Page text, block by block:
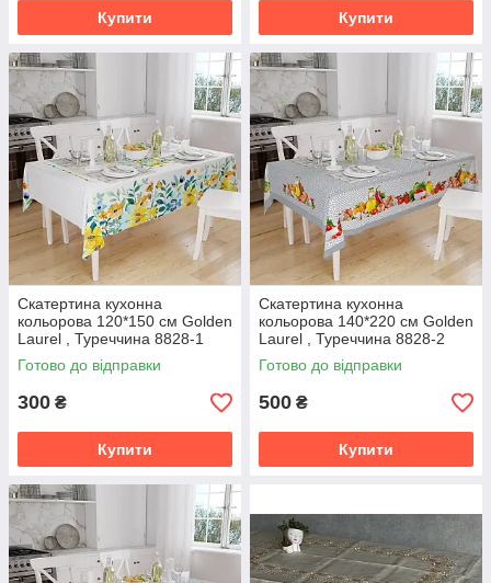
Купити Купити
Скатертина кухонна
кольорова 120*150 cм Golden
Laurel , Туреччина 8828-1
візерунок №3
Готово до відправки
300 ₴
Купити
Скатертина кухонна
кольорова 140*220 cм Golden
Laurel , Туреччина 8828-2
візерунок №2
Готово до відправки
500 ₴
Купити